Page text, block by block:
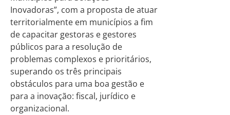
Inovadoras”, com a proposta de atuar
territorialmente em municípios a fim
de capacitar gestoras e gestores
públicos para a resolução de
problemas complexos e prioritários,
superando os três principais
obstáculos para uma boa gestão e
para a inovação: fiscal, jurídico e
organizacional.